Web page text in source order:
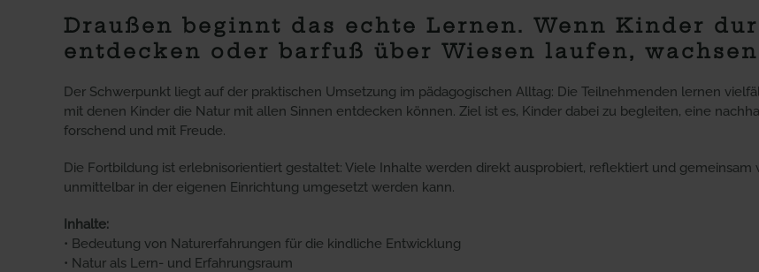
Draußen beginnt das echte Lernen. Wenn Kinder
entdecken oder barfuß über Wiesen laufen,
Der Schwerpunkt liegt auf der praktischen Umsetzung im pädagogischen Alltag: Die Teilnehmenden lernen
mit denen Kinder die Natur mit allen Sinnen entdecken können. Ziel ist es, Kinder dabei zu begleiten, eine
forschend und mit Freude.
Die Fortbildung ist erlebnisorientiert gestaltet: Viele Inhalte werden direkt ausprobiert, reflektiert und
unmittelbar in der eigenen Einrichtung umgesetzt werden kann.
Inhalte:
• Bedeutung von Naturerfahrungen für die kindliche Entwicklung
• Natur als Lern- und Erfahrungsraum